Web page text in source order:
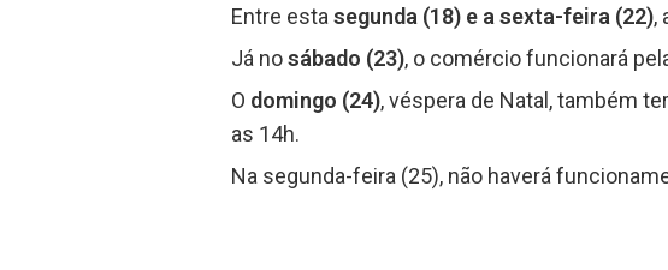
Entre esta segunda (18) e a sexta-feira (22),
Já nosábado (23), o comércio funcionará
O domingo (24), véspera de Natal, também
as 14h.
Na segunda-feira (25), não haverá